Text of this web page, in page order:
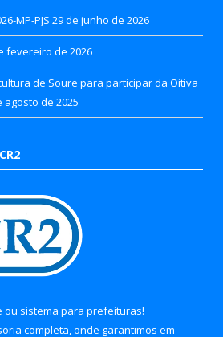
MP-PJS 29 de junho de 2026
fevereiro de 2026
de Soure para participar da Oitiva
agosto de 2025
ou sistema para prefeituras!
completa, onde garantimos em